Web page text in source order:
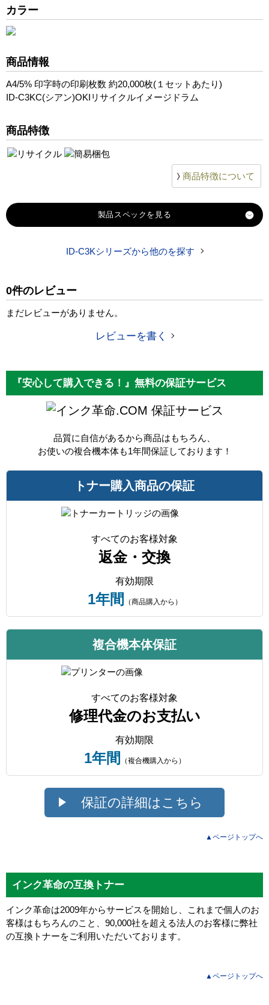
COREFIDO-C830dn
COREFIDO-C810dn
カラー
商品情報
A4/5% 印字時の印刷枚数 約20,000枚(１セットあたり)
ID-C3KC(シアン)OKIリサイクルイメージドラム
商品特徴
商品特徴について
製品スペック
対応
ID-C3KC
純正参考価格 19,010 円
カラー シアン
なし
製品タイプ リサイクルドラム
ID-C3Kシリーズから他のを探す
0件のレビュー
まだレビューがありません。
レビューを書く
『安心して購入できる！』無料の保証サービス
保証サービス
品質に自信があるから商品はもちろん、
お使いの複合機本体も1年間保証しております！
トナー購入商品の保証
すべてのお客様対象
返金・交換
有効期限
1年間 （商品購入から）
複合機本体保証
すべてのお客様対象
修理代金のお支払い
有効期限
1年間 （複合機購入から）
保証の詳細はこちら
▲ページトップへ
インク革命の互換トナー
インク革命は2009年からサービスを開始し、これまで個人のお
客様はもちろんのこと、90,000社を超える法人のお客様に弊社
の互換トナーをご利用いただいております。
▲ページトップへ